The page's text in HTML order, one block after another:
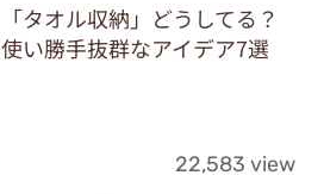
「タオル収納」どうしてる？
使い勝手抜群なアイデア7選
22,583 view